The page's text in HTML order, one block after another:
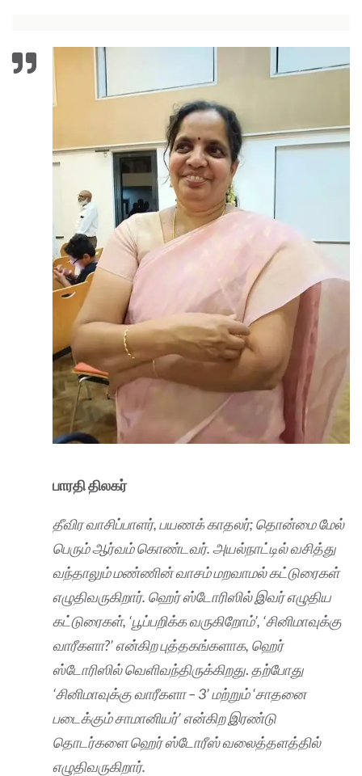
பாரதி திலகர்
தீவிர வாசிப்பாளர், பயணக் காதலர்; தொன்மை மேல்
பெரும் ஆர்வம் கொண்டவர். அயல்நாட்டில் வசித்து
வந்தாலும் மண்ணின் வாசம் மறவாமல் கட்டுரைகள்
எழுதிவருகிறார். ஹெர் ஸ்டோரிஸில் இவர் எழுதிய
கட்டுரைகள், ‘பூப்பறிக்க வருகிறோம்’, ‘சினிமாவுக்கு
வாரீகளா?’ என்கிற புத்தகங்களாக, ஹெர்
ஸ்டோரிஸில் வெளிவந்திருக்கிறது.தற்போது
‘சினிமாவுக்கு வாரீகளா – 3’ மற்றும் ‘சாதனை
படைக்கும் சாமானியர்’ என்கிற இரண்டு
தொடர்களை ஹெர் ஸ்டோரீஸ் வலைத்தளத்தில்
எழுதிவருகிறார்.